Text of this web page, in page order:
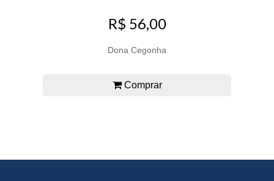
R$ 56,00
Dona Cegonha
Comprar